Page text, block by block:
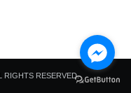
RIGHTS RESERVED.